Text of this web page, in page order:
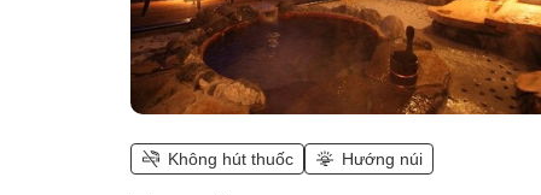
Không hút thuốc Hướng núi